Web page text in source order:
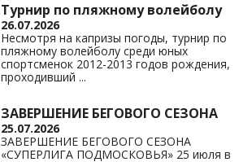
Турнир по пляжному волейболу
26.07.2026
Несмотря на капризы погоды, турнир по
пляжному волейболу среди юных
спортсменок 2012-2013 годов рождения,
проходивший ...
ЗАВЕРШЕНИЕ БЕГОВОГО СЕЗОНА
25.07.2026
ЗАВЕРШЕНИЕ БЕГОВОГО СЕЗОНА
«СУПЕРЛИГА ПОДМОСКОВЬЯ» 25 июля в